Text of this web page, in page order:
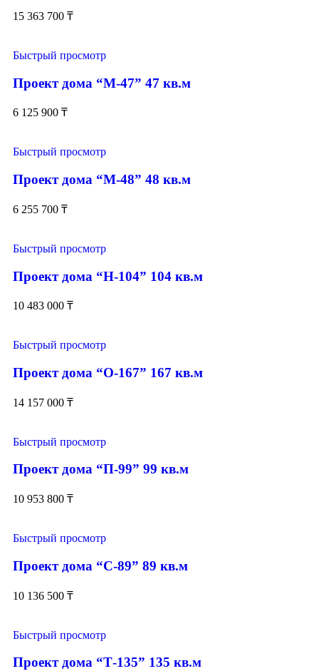
15 363 700 ₸
Быстрый просмотр
Проект дома “М-47” 47 кв.м
6 125 900 ₸
Быстрый просмотр
Проект дома “М-48” 48 кв.м
6 255 700 ₸
Быстрый просмотр
Проект дома “Н-104” 104 кв.м
10 483 000 ₸
Быстрый просмотр
Проект дома “О-167” 167 кв.м
14 157 000 ₸
Быстрый просмотр
Проект дома “П-99” 99 кв.м
10 953 800 ₸
Быстрый просмотр
Проект дома “С-89” 89 кв.м
10 136 500 ₸
Быстрый просмотр
Проект дома “Т-135” 135 кв.м